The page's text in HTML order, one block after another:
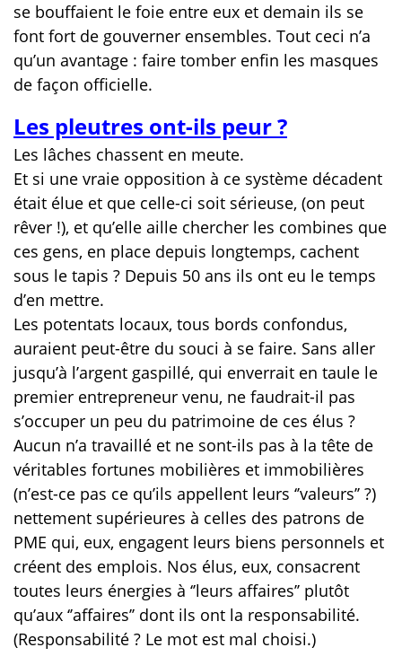
se bouffaient le foie entre eux et demain ils se
font fort de gouverner ensembles. Tout ceci n’a
qu’un avantage : faire tomber enfin les masques
de façon officielle.
Les pleutres ont-ils peur ?
Les lâches chassent en meute.
Et si une vraie opposition à ce système décadent
était élue et que celle-ci soit sérieuse, (on peut
rêver !), et qu’elle aille chercher les combines que
ces gens, en place depuis longtemps, cachent
sous le tapis ? Depuis 50 ans ils ont eu le temps
d’en mettre.
Les potentats locaux, tous bords confondus,
auraient peut-être du souci à se faire. Sans aller
jusqu’à l’argent gaspillé, qui enverrait en taule le
premier entrepreneur venu, ne faudrait-il pas
s’occuper un peu du patrimoine de ces élus ?
Aucun n’a travaillé et ne sont-ils pas à la tête de
véritables fortunes mobilières et immobilières
(n’est-ce pas ce qu’ils appellent leurs ‘’valeurs’’ ?)
nettement supérieures à celles des patrons de
PME qui, eux, engagent leurs biens personnels et
créent des emplois. Nos élus, eux, consacrent
toutes leurs énergies à ‘’leurs affaires’’ plutôt
qu’aux ‘’affaires’’ dont ils ont la responsabilité.
(Responsabilité ? Le mot est mal choisi.)